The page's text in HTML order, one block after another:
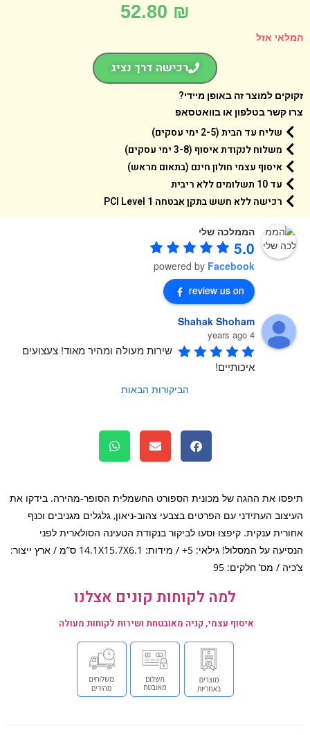
52.80
אזל
רכישה דרך נציג
למוצר זה באופן מיידי?
קשר בטלפון או בוואטסאפ
שליח עד הבית (2-5 ימי עסקים)
משלוח לנקודת איסוף (3-8 ימי עסקים)
איסוף עצמי חולון חינם (בתאום מראש)
עד 10 תשלומים ללא ריבית
רכישה ללא חשש בתקן אבטחה 1 PCI Level
הממלכה שלי
5.0
powered byFacebook
review us on
Shahak Shoham
4 years ago
שירות מעולה ומהיר מאוד! צעצועים
איכותיים!
הביקורות הבאות
את ההגה של מכונית הספורט החשמלית הסופר-מהירה. בידקו את
העתידני עם הפרטים בצבעי צהוב-ניאון, גלגלים מגניבים וכנף
ענקית. קיפצו וסעו לביקור בנקודת הטעינה הסולארית לפני
הנסיעה על המסלול! גילאי: 5+ / מידות: 14.1X15.7X6.1 ס”מ / ארץ ייצור:
/ מס’ חלקים: 95
למה לקוחות קונים אצלנו
איסוף עצמי, קניה מאובטחת ושירות לקוחות מעולה